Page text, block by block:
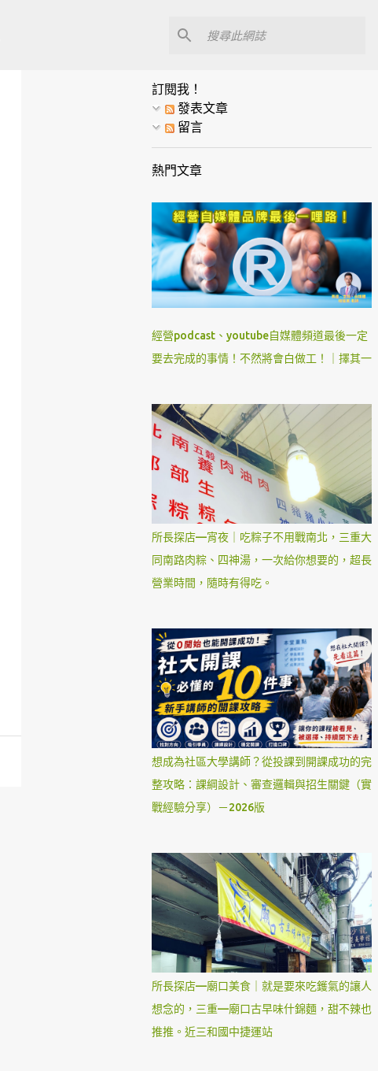
訂閱我！
發表文章
留言
熱門文章
經營podcast、youtube自媒體頻道最後一定
要去完成的事情！不然將會白做工！｜擇其一
所長探店—宵夜｜吃粽子不用戰南北，三重大
同南路肉粽、四神湯，一次給你想要的，超長
營業時間，隨時有得吃。
想成為社區大學講師？從投課到開課成功的完
整攻略：課綱設計、審查邏輯與招生關鍵（實
戰經驗分享）－2026版
所長探店—廟口美食｜就是要來吃鑊氣的讓人
想念的，三重—廟口古早味什錦麵，甜不辣也
推推。近三和國中捷運站